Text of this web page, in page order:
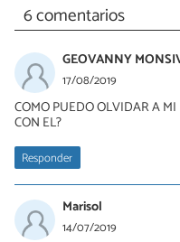
6 comentarios
GEOVANNY
17/08/2019
COMO PUEDO OLVIDAR A
CON EL?
Responder
Marisol
14/07/2019